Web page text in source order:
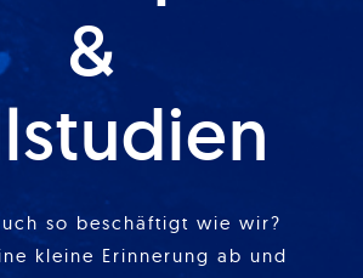
&
so beschäftigt wie wir?
kleine Erinnerung ab und